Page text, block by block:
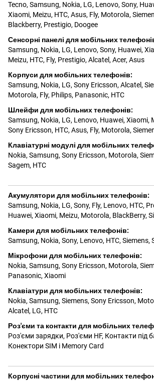
Tecno,Samsung, Nokia, LG, Lenovo,Sony,
Xiaomi, Meizu, HTC,Asus, Fly, Motorola,
Blackberry, Prestigio, Doogee
Сенсорні панелі для мобільних
Samsung, Nokia, LG, Lenovo,Sony, Huawei,
Meizu, HTC, Fly, Prestigio,Alcatel,Acer,Asus
Корпуси для мобільних телефонів:
Samsung, Nokia, LG,Sony Ericsson,Alcatel,
Motorola, Fly, Philips, Panasonic, HTC
Шлейфи для мобільних телефонів:
Samsung, Nokia, LG, Lenovo, Huawei,Xiaomi,
Sony Ericsson, HTC,Asus, Fly, Motorola,
Клавіатурні модулі для мобільних
Nokia,Samsung,Sony Ericsson, Motorola,
Sagem, HTC
Акумулятори для мобільних телефонів:
Samsung, Nokia, LG,Sony, Fly, Lenovo, HTC,
Huawei,Xiaomi, Meizu, Motorola, BlackBerry,
Камери для мобільних телефонів:
Samsung, Nokia,Sony, Lenovo, HTC,Siemens,
Мікрофони для мобільних телефонів:
Nokia,Samsung,Sony Ericsson, Motorola,
Panasonic,Xiaomi
Клавіатури для мобільних телефонів:
Nokia,Samsung,Siemens,Sony Ericsson,
Alcatel, LG, HTC
Роз'єми та контакти для мобільних
Роз'єми зарядки, Роз'єми HF, Контакти під
Конектори SIM і Memory Card
Корпусні частини для мобільних